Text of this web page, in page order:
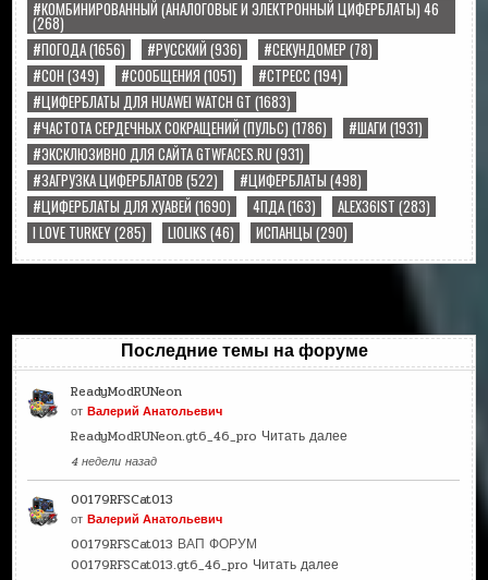
#КОМБИНИРОВАННЫЙ (АНАЛОГОВЫЕ И ЭЛЕКТРОННЫЙ ЦИФЕРБЛАТЫ) 46
(268)
#ПОГОДА(1656) #РУССКИЙ (936) #СЕКУНДОМЕР (78)
#СОН (349) #СООБЩЕНИЯ (1051) #СТРЕСС (194)
#ЦИФЕРБЛАТЫ ДЛЯ HUAWEI WATCH GT (1683)
#ЧАСТОТА СЕРДЕЧНЫХ СОКРАЩЕНИЙ (ПУЛЬС) (1786) #ШАГИ (1931)
#ЭКСКЛЮЗИВНО ДЛЯ САЙТА GTWFACES.RU (931)
#ЗАГРУЗКА ЦИФЕРБЛАТОВ (522) #ЦИФЕРБЛАТЫ (498)
#ЦИФЕРБЛАТЫ ДЛЯ ХУАВЕЙ (1690) 4ПДА(163) ALEX36IST (283)
I LOVE TURKEY(285) LIOLIKS (46) ИСПАНЦЫ (290)
Последние темы на форуме
ReadyModRUNeon
отВалерий Анатольевич
ReadyModRUNeon.gt6_46_pro Читать далее
4 недели назад
00179RFSCat013
отВалерий Анатольевич
00179RFSCat013 ВАП ФОРУМ
00179RFSCat013.gt6_46_pro Читать далее